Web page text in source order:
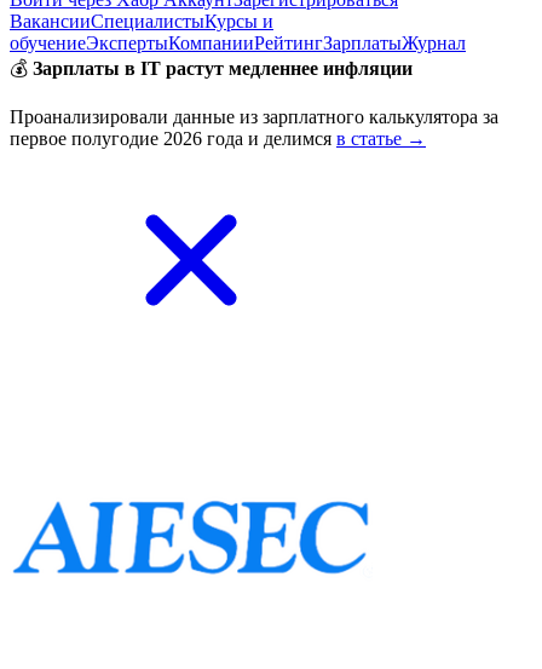
ВакансииСпециалистыКурсы и
обучениеЭкспертыКомпанииРейтингЗарплатыЖурнал
💰 Зарплаты в IT растут медленнее инфляции
Проанализировали данные из зарплатного калькулятора за
первое полугодие 2026 года и делимся в статье →